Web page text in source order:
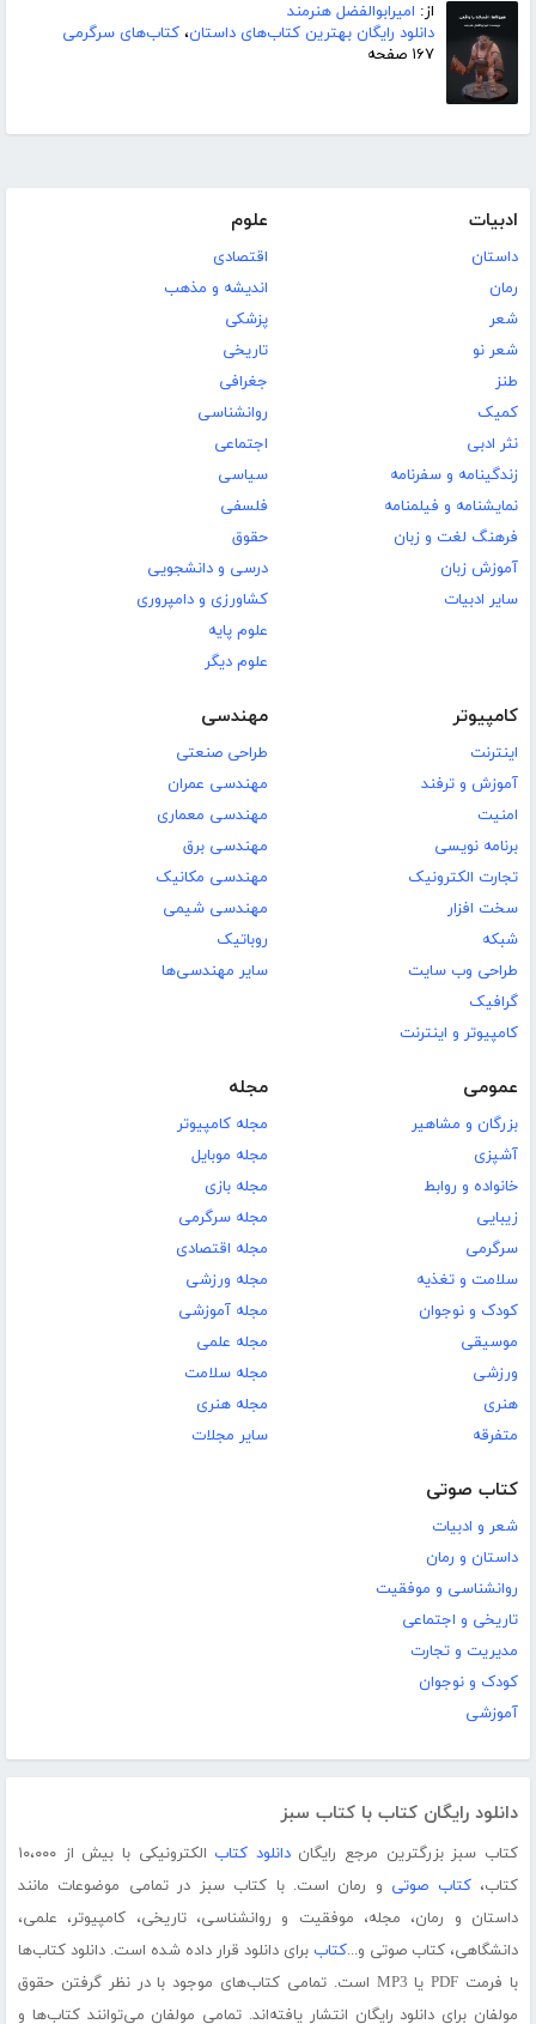
از: امیرابوالفضل هنرمند
دانلود رایگان بهترین کتاب‌های داستان، کتاب‌های سرگرمی
۱۶۷ صفحه
ادبیات
داستان
رمان
شعر
شعر نو
طنز
کمیک
نثر ادبی
زندگینامه و سفرنامه
نمایشنامه و فیلمنامه
فرهنگ لغت و زبان
آموزش زبان
سایر ادبیات
علوم
اقتصادی
اندیشه و مذهب
پزشکی
تاریخی
جغرافی
روانشناسی
اجتماعی
سیاسی
فلسفی
حقوق
درسی و دانشجویی
کشاورزی و دامپروری
علوم پایه
علوم دیگر
کامپیوتر
اینترنت
آموزش و ترفند
امنیت
برنامه نویسی
تجارت الکترونیک
سخت افزار
شبکه
طراحی وب سایت
گرافیک
کامپیوتر و اینترنت
مهندسی
طراحی صنعتی
مهندسی عمران
مهندسی معماری
مهندسی برق
مهندسی مکانیک
مهندسی شیمی
روباتیک
سایر مهندسی‌ها
عمومی
بزرگان و مشاهیر
آشپزی
خانواده و روابط
زیبایی
سرگرمی
سلامت و تغذیه
کودک و نوجوان
موسیقی
ورزشی
هنری
متفرقه
مجله
مجله کامپیوتر
مجله موبایل
مجله بازی
مجله سرگرمی
مجله اقتصادی
مجله ورزشی
مجله آموزشی
مجله علمی
مجله سلامت
مجله هنری
سایر مجلات
کتاب صوتی
شعر و ادبیات
داستان و رمان
روانشناسی و موفقیت
تاریخی و اجتماعی
مدیریت و تجارت
کودک و نوجوان
آموزشی
دانلود رایگان کتاب با کتاب سبز
کتاب سبز بزرگترین مرجع رایگاندانلود کتاب
الکترونیکی با بیش از ۱۰،۰۰۰
کتاب،کتاب صوتی و رمان است. با کتاب سبز در تمامی موضوعات مانند
داستان و رمان، مجله، موفقیت و روانشناسی، تاریخی، کامپیوتر، علمی،
دانشگاهی، کتاب صوتی و...کتاب برای دانلود قرار داده شده است. دانلود کتاب‌ها
با فرمت PDF یا MP3 است. تمامی کتاب‌های موجود با در نظر گرفتن حقوق
مولفان برای دانلود رایگان انتشار یافته‌اند. تمامی مولفان می‌توانند کتاب‌ها و